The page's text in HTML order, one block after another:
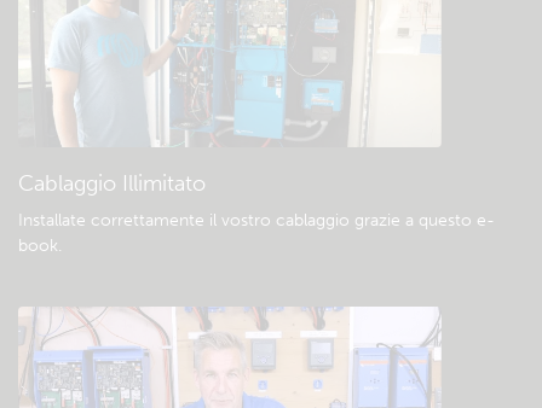
comunità
Download e documentazione generali
Cablaggio Illimitato
Installate correttamente il vostro cablaggio grazie a questo e-
book.